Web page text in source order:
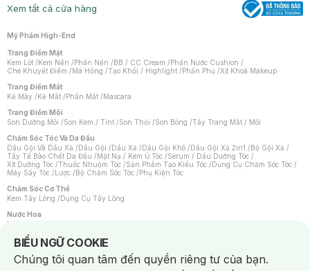
Xem tất cả cửa hàng
Mỹ Phẩm High-End
Trang Điểm Mặt
Kem Lót /Kem Nền /Phấn Nền /BB / CC Cream /Phấn Nước Cushion /
Che Khuyết Điểm /Má Hồng /Tạo Khối / Highlight /Phấn Phủ /Xịt Khoá Makeup
Trang Điểm Mắt
Kẻ Mày /Kẻ Mắt /Phấn Mắt /Mascara
Trang Điểm Môi
Son Dưỡng Môi /Son Kem / Tint /Son Thỏi /Son Bóng /Tẩy Trang Mắt / Môi
Chăm Sóc Tóc Và Da Đầu
Dầu Gội Và Dầu Xả /Dầu Gội /Dầu Xả /Dầu Gội Khô /Dầu Gội Xả 2in1 /Bộ Gội Xả /
Tẩy Tế Bào Chết Da Đầu /Mặt Nạ / Kem Ủ Tóc /Serum / Dầu Dưỡng Tóc /
Xịt Dưỡng Tóc /Thuốc Nhuộm Tóc /Sản Phẩm Tạo Kiểu Tóc /Dụng Cụ Chăm Sóc Tóc /
Máy Sấy Tóc /Lược /Bộ Chăm Sóc Tóc /Phụ Kiện Tóc
Chăm Sóc Cơ Thể
Kem Tẩy Lông /Dụng Cụ Tẩy Lông
Nước Hoa
Nước Hoa Nữ
Chăm Sóc Cá Nhân
Chống Muỗi /Khẩu Trang /Máy Massage/Mặt Nạ Xông Hơi /Nước Rửa Tay/
Sản Phẩm Chăm Sóc Khác /Bàn Chải Đánh Răng /Bàn Chải Điện/
BIỂU NGỮ COOKIE
Notice about cookies usage
Chúng tôi quan tâm đến quyền riêng tư của bạn.